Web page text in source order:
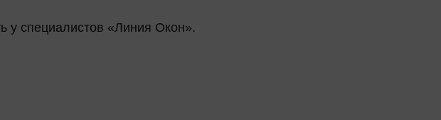
у специалистов «Линия Окон».